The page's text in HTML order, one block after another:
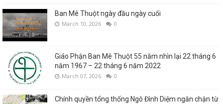
Ban Mê Thuột ngày đầu ngày cuối
March 10, 2026 0
Giáo Phận Ban Mê Thuột 55 năm nhìn lại 22 tháng 6
năm 1967 – 22 tháng 6 năm 2022
March 07, 2026 0
Chính quyền tổng thống Ngô Đình Diệm ngăn chận từ